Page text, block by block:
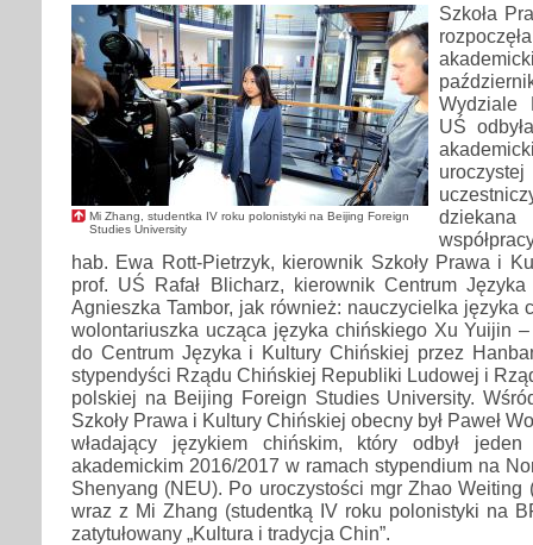
Mi Zhang, studentka IV roku polonistyki na Beijing Foreign
Studies University
Szkoła
Wydziale
UŚ
hab. Ewa Rott-Pietrzyk, kierownik Szkoły Prawa i
prof. UŚ Rafał Blicharz, kierownik Centrum
Agnieszka Tambor, jak również: nauczycielka języka
wolontariuszka ucząca języka chińskiego Xu Yuijin
do Centrum Języka i Kultury Chińskiej przez
stypendyści Rządu Chińskiej Republiki Ludowej i
polskiej na Beijing Foreign Studies University.
Szkoły Prawa i Kultury Chińskiej obecny był Paweł
władający językiem chińskim, który odbył
akademickim 2016/2017 w ramach stypendium na
Shenyang (NEU). Po uroczystości mgr Zhao Weiting
wraz z Mi Zhang (studentką IV roku polonistyki na
zatytułowany „Kultura i tradycja Chin”.